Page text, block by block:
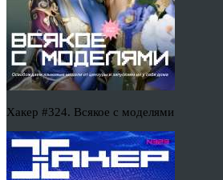
Хакер #324. Всякое с моделями